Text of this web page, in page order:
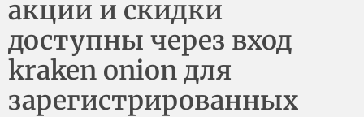
акции и скидки
доступны через вход
kraken onion для
зарегистрированных